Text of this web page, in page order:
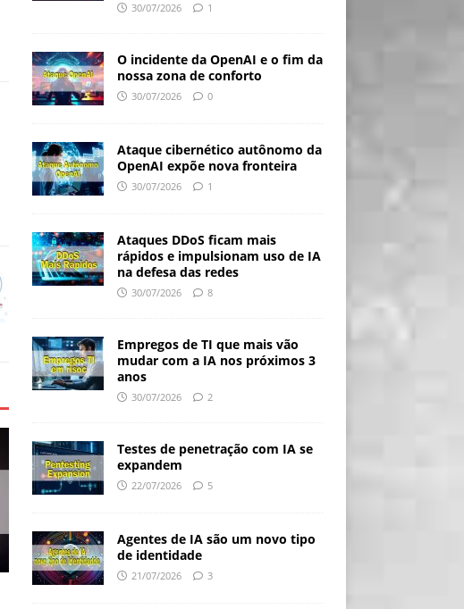
30/07/2026 1
O incidente da OpenAI e o fim da
nossa zona de conforto
30/07/2026 0
Ataque cibernético autônomo da
OpenAI expõe nova fronteira
30/07/2026 1
Ataques DDoS ficam mais
rápidos e impulsionam uso de IA
na defesa das redes
30/07/2026 8
Empregos de TI que mais vão
mudar com a IA nos próximos 3
anos
30/07/2026 2
Testes de penetração com IA se
expandem
22/07/2026 5
Agentes de IA são um novo tipo
de identidade
21/07/2026 3